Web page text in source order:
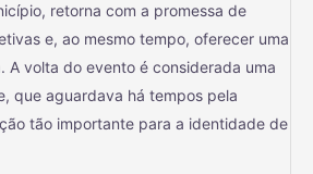
retorna com a promessa de
e, ao mesmo tempo, oferecer uma
A volta do evento é considerada uma
que aguardava há tempos pela
tão importante para a identidade de